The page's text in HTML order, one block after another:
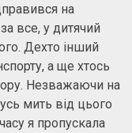
на
все, у дитячий
Дехто інший
а ще хтось
Незважаючи на
мить від цього
я пропускала